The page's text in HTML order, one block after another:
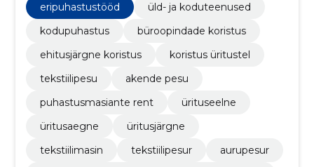
professionaalseid puhastusteenuseid era- ja
äriklientidele.
eripuhastustööd
üld- ja koduteenused
kodupuhastus
büroopindade koristus
ehitusjärgne koristus
koristus üritustel
tekstiilipesu
akende pesu
puhastusmasiante rent
ürituseelne
üritusaegne
üritusjärgne
tekstiilimasin
tekstiilipesur
aurupesur